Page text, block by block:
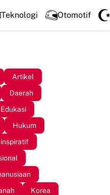
Pariwisata
Teknologi Otomotif
Artikel
Daerah
Edukasi
Hukum
inspiratif
Korea